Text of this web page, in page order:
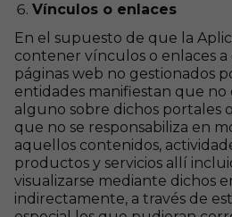
Vínculos o enlaces
En el supuesto de que la
contener vínculos o enlaces
páginas web no gestionados
entidades manifiestan que no
alguno sobre dichos portales
que no se responsabiliza en
aquellos contenidos,
productos y servicios allí
visualizarse mediante dichos
indirectamente, a través de